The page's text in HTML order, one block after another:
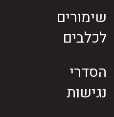
שימורים
לכלבים
הסדרי
נגישות